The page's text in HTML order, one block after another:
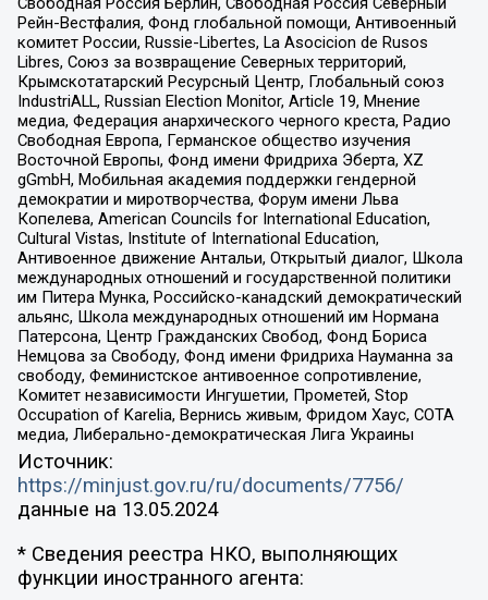
Рейн-Вестфалия, Фонд глобальной помощи, Антивоенный
комитет России, Russie-Libertes, La Asocicion de Rusos
Libres, Союз за возвращение Северных территорий,
Крымскотатарский Ресурсный Центр, Глобальный союз
IndustriALL, Russian Election Monitor, Article 19, Мнение
медиа, Федерация анархического черного креста, Радио
Свободная Европа, Германское общество изучения
Восточной Европы, Фонд имени Фридриха Эберта, XZ
gGmbH, Мобильная академия поддержки гендерной
демократии и миротворчества, Форум имени Льва
Копелева, American Councils for International Education,
Cultural Vistas, Institute of International Education,
Антивоенное движение Антальи, Открытый диалог, Школа
международных отношений и государственной политики
им Питера Мунка, Российско-канадский демократический
альянс, Школа международных отношений им Нормана
Патерсона, Центр Гражданских Свобод, Фонд Бориса
Немцова за Свободу, Фонд имени Фридриха Науманна за
свободу, Феминистское антивоенное сопротивление,
Комитет независимости Ингушетии, Прометей, Stop
Occupation of Karelia, Вернись живым, Фридом Хаус, СОТА
медиа, Либерально-демократическая Лига Украины
Источник:
https://minjust.gov.ru/ru/documents/7756/
данные на 13.05.2024
* Сведения реестра НКО, выполняющих
функции иностранного агента: